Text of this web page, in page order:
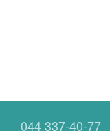
044 337-40-77